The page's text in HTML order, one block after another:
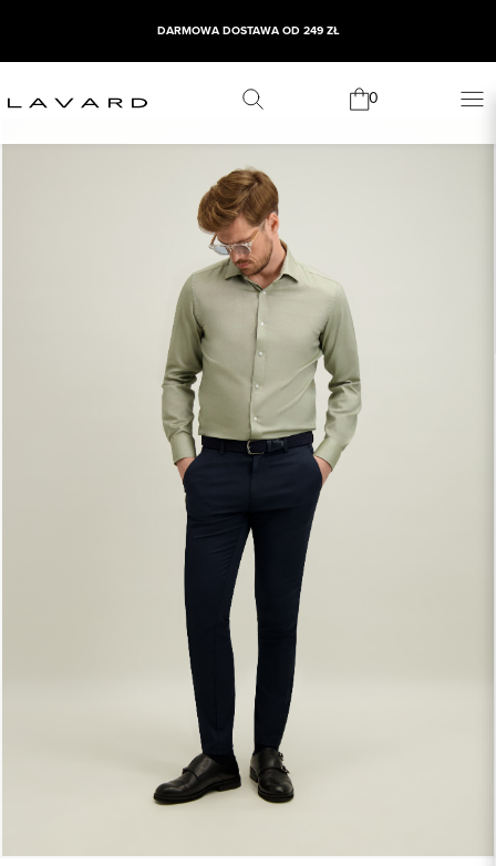
WYPRZEDAŻ SEZONOWA
DARMOWA DOSTAWA OD 249 ZŁ
0